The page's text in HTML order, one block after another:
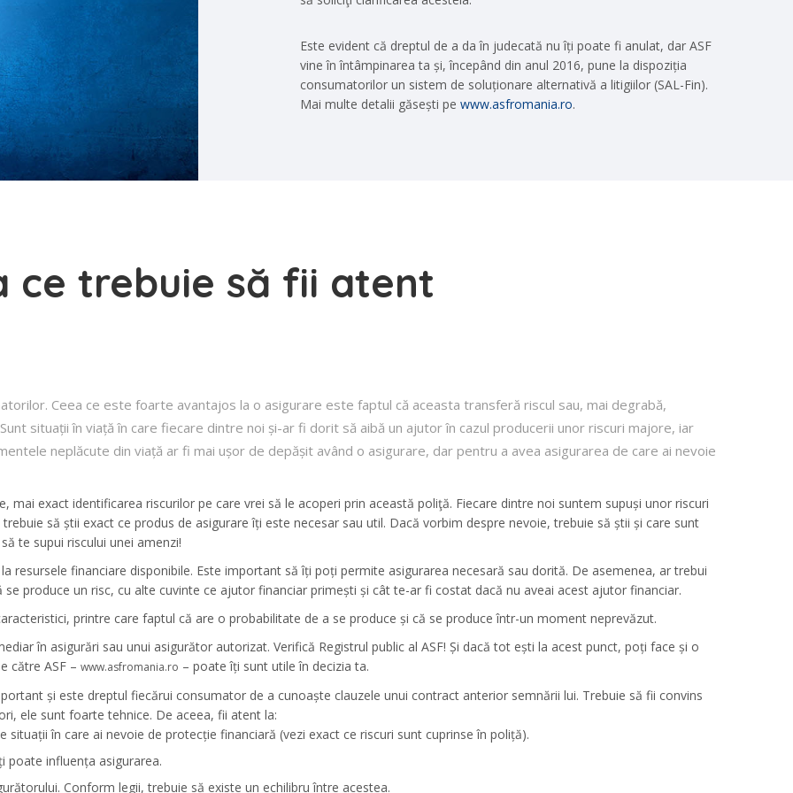
Este evident că dreptul de a da în judecată nu îți poate fi anulat, dar ASF
vine în întâmpinarea ta și, începând din anul 2016, pune la dispoziția
consumatorilor un sistem de soluționare alternativă a litigiilor (SAL-Fin).
Mai multe detalii găsești pe www.asfromania.ro.
ce trebuie să fii atent
Ceea ce este foarte avantajos la o asigurare este faptul că aceasta transferă riscul sau, mai degrabă,
situații în viață în care fiecare dintre noi și-ar fi dorit să aibă un ajutor în cazul producerii unor riscuri majore, iar
neplăcute din viață ar fi mai ușor de depășit având o asigurare, dar pentru a avea asigurarea de care ai nevoie
mai exact identificarea riscurilor pe care vrei să le acoperi prin această poliţă. Fiecare dintre noi suntem supuși unor riscuri
să știi exact ce produs de asigurare îți este necesar sau util. Dacă vorbim despre nevoie, trebuie să știi și care sunt
te supui riscului unei amenzi!
resursele financiare disponibile. Este important să îți poți permite asigurarea necesară sau dorită. De asemenea, ar trebui
produce un risc, cu alte cuvinte ce ajutor financiar primești și cât te-ar fi costat dacă nu aveai acest ajutor financiar.
printre care faptul că are o probabilitate de a se produce și că se produce într-un moment neprevăzut.
în asigurări sau unui asigurător autorizat. Verifică Registrul public al ASF! Și dacă tot ești la acest punct, poți face și o
către ASF – www.asfromania.ro – poate îți sunt utile în decizia ta.
și este dreptul fiecărui consumator de a cunoaște clauzele unui contract anterior semnării lui. Trebuie să fii convins
ele sunt foarte tehnice. De aceea, fii atent la:
situații în care ai nevoie de protecție financiară (vezi exact ce riscuri sunt cuprinse în poliță).
poate influența asigurarea.
Conform legii, trebuie să existe un echilibru între acestea.